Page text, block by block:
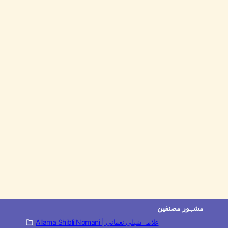
مشہور مصنفین
Allama Shibli Nomani | علامہ شبلی نعمانی